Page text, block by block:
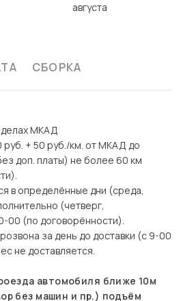
августа
СБОРКА
МКАД
+ 50 руб./км. от МКАД до
доп. платы) не более 60 км
в определённые дни (среда,
(четверг,
00 (по договорённости).
за день до доставки (с 9-00
не доставляется.
автомобиля ближе 10м
без машин и пр.) подъём